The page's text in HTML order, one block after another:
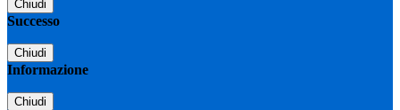
Chiudi
Successo
Chiudi
Informazione
Chiudi